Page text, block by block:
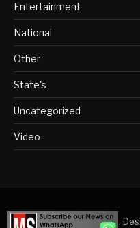
Entertainment
National
Other
State's
Uncategorized
Video
Copyright © 2023.